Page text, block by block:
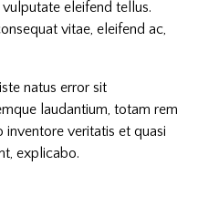
eleifend tellus.
vitae, eleifend ac,
natus error sit
laudantium, totam rem
inventore veritatis et quasi
explicabo.